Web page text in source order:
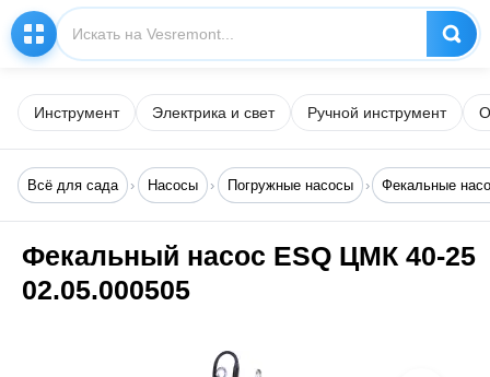
Инструмент Электрика и свет Ручной инструмент
Всё для сада Насосы Погружные насосы Фекальные
Фекальный насос ESQ ЦМК 40-25
02.05.000505